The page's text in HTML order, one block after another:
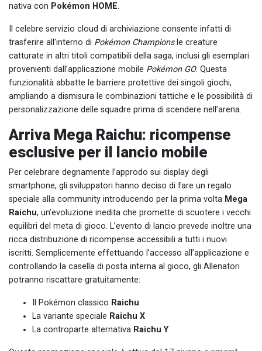
nativa con Pokémon HOME.
Il celebre servizio cloud di archiviazione consente infatti di
trasferire all’interno di Pokémon Championsle creature
catturate in altri titoli compatibili della saga, inclusi gli esemplari
provenienti dall’applicazione mobile Pokémon GO. Questa
funzionalità abbatte le barriere protettive dei singoli giochi,
ampliando a dismisura le combinazioni tattiche e le possibilità di
personalizzazione delle squadre prima di scendere nell’arena.
Arriva Mega Raichu: ricompense
esclusive per il lancio mobile
Per celebrare degnamente l’approdo sui display degli
smartphone, gli sviluppatori hanno deciso di fare un regalo
speciale alla community introducendo per la prima volta Mega
Raichu, un’evoluzione inedita che promette di scuotere i vecchi
equilibri del meta di gioco. L’evento di lancio prevede inoltre una
ricca distribuzione di ricompense accessibili a tutti i nuovi
iscritti. Semplicemente effettuando l’accesso all’applicazione e
controllando la casella di posta interna al gioco, gli Allenatori
potranno riscattare gratuitamente:
Il Pokémon classico Raichu
La variante speciale Raichu X
La controparte alternativa Raichu Y